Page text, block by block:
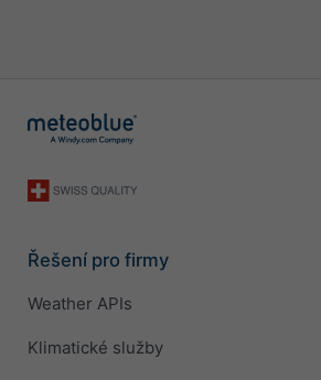
Řešení pro firmy
Weather APIs
Klimatické služby